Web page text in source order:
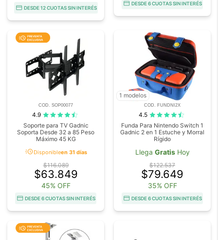
DESDE 12 CUOTAS SIN INTERÉS
DESDE 6 CUOTAS SIN INTERÉS
COD. SOP00077
4.9
Soporte para TV Gadnic
Soporta Desde 32 a 85 Peso
Máximo 45 KG
acuteDisponibleen 31 días
$116.089
$63.849
45% OFF
DESDE 6 CUOTAS SIN INTERÉS
1 modelos
COD. FUNDNI2X
4.5
Funda Para Nintendo Switch 1
Gadnic 2 en 1 Estuche y Morral
Rígido
Llega GratisHoy
$122.537
$79.649
35% OFF
DESDE 6 CUOTAS SIN INTERÉS